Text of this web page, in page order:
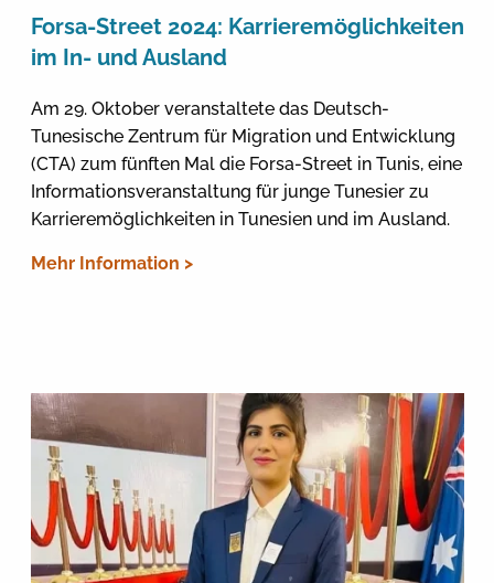
Forsa-Street 2024: Karrieremöglichkeiten
im In- und Ausland
Am 29. Oktober veranstaltete das Deutsch-
Tunesische Zentrum für Migration und Entwicklung
(CTA) zum fünften Mal die Forsa-Street in Tunis, eine
Informationsveranstaltung für junge Tunesier zu
Karrieremöglichkeiten in Tunesien und im Ausland.
Mehr Information >